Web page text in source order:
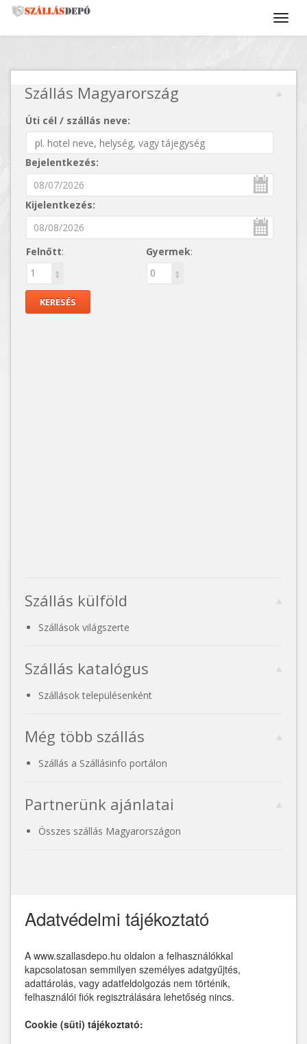
Szállás Magyarország
Úti cél / szállás neve:
Bejelentkezés:
Kijelentkezés:
Felnőtt: Gyermek:
Szállás külföld
Szállások világszerte
Szállás katalógus
Szállások településenként
Még több szállás
Szállás a Szállásinfo portálon
Partnerünk ajánlatai
Összes szállás Magyarországon
Adatvédelmi tájékoztató
A www.szallasdepo.hu oldalon a felhasználókkal
kapcsolatosan semmilyen személyes adatgyűjtés,
adattárolás, vagy adatfeldolgozás nem történik,
felhasználói fiók regisztrálására lehetőség nincs.
Cookie (süti) tájékoztató: